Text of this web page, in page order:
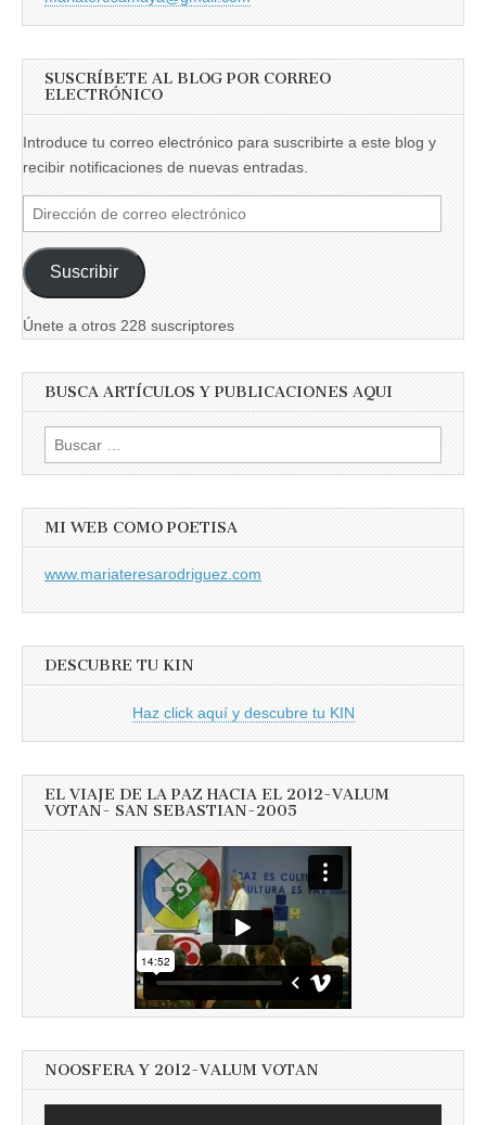
SUSCRÍBETE AL BLOG POR CORREO
ELECTRÓNICO
Introduce tu correo electrónico para suscribirte a este blog y
recibir notificaciones de nuevas entradas.
Dirección
de
correo
electrónico
Suscribir
Únete a otros 228 suscriptores
BUSCA ARTÍCULOS Y PUBLICACIONES AQUI
Buscar:
MI WEB COMO POETISA
www.mariateresarodriguez.com
DESCUBRE TU KIN
Haz click aquí y descubre tu KIN
EL VIAJE DE LA PAZ HACIA EL 2012-VALUM
VOTAN- SAN SEBASTIAN-2005
NOOSFERA Y 2012-VALUM VOTAN